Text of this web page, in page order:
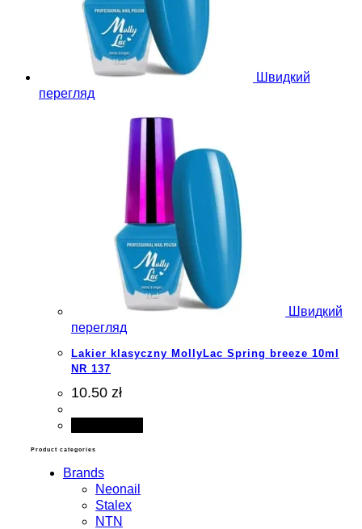
Швидкий
перегляд
Швидкий
перегляд
Lakier klasyczny MollyLac Spring breeze 10ml
NR 137
10.50 zł
Product categories
Brands
Neonail
Stalex
NTN